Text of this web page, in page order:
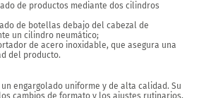
de productos mediante dos cilindros
de botellas debajo del cabezal de
un cilindro neumático;
de acero inoxidable, que asegura una
del producto.
engargolado uniforme y de alta calidad. Su